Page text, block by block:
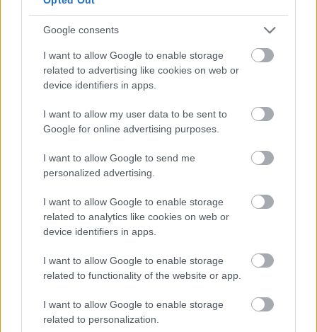
Google consents
I want to allow Google to enable storage
related to advertising like cookies on web or
device identifiers in apps.
I want to allow my user data to be sent to
Google for online advertising purposes.
I want to allow Google to send me
personalized advertising.
I want to allow Google to enable storage
related to analytics like cookies on web or
device identifiers in apps.
I want to allow Google to enable storage
related to functionality of the website or app.
I want to allow Google to enable storage
related to personalization.
関数を数学者ではない皆さんにも理解しやすいように
説明しようと思います。科学的に正確で本格的な数学
的な説明がお好みなら、多くのウェブサイトで見つけ
ることができますよ ;-)
とにかく、ブレンダーに似ていると考えられる以前の
SHA ファミリ (SHA-1 および SHA-2) とは異なり、
SHA-3 はスポンジのように機能します。
この方法でハッシュを計算する手順は、次の 3 つの高
レベルのステップに分けられます。
ステップ1 - 吸収段階
スポンジに水（データ）を注ぐことを想像してみ
てください。スポンジは少しずつ水を吸収しま
す。
され、内部の「スポンジ」（大きなビット配列）
に吸収されます。